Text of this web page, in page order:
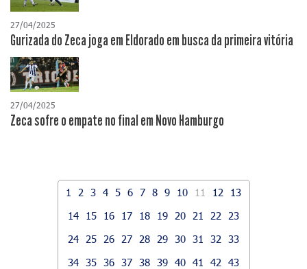
27/04/2025
Gurizada do Zeca joga em Eldorado em busca da primeira vitória
27/04/2025
Zeca sofre o empate no final em Novo Hamburgo
1 2 3 4 5 6 7 8 9 10 11 12
13
14
15 16 17 18 19 20 21 22
23
24
25 26 27 28 29 30 31 32
33
34 35 36 37 38 39 40 41 42
43